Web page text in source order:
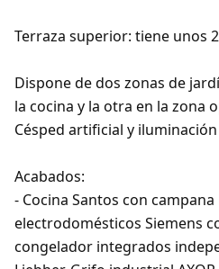
Terraza superior: tiene unos
Dispone dedos zonas de
la cocina y la otra en la zona
Césped artificial y
Acabados:
- Cocina Santos con campana
electrodomésticos Siemens
congelador integrados